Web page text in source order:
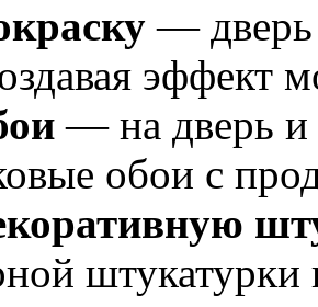
— дверь
эффект
— на дверь и
обои с
штукатурки